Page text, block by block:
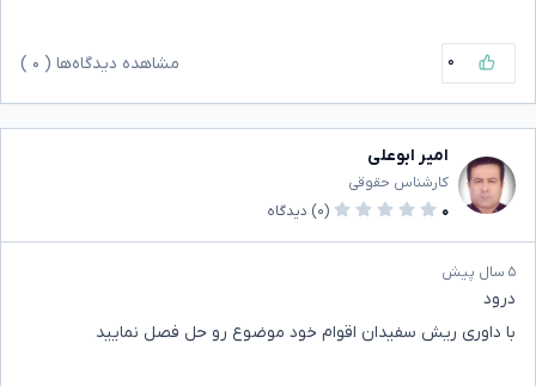
۰ مشاهده دیدگاه‌ها ( ۰
امیر ابوعلی
کارشناس حقوقی
۰
(۰) دیدگاه
۵ سال پیش
درود
با داوری ریش سفیدان اقوام خود موضوع رو حل فصل نمایید